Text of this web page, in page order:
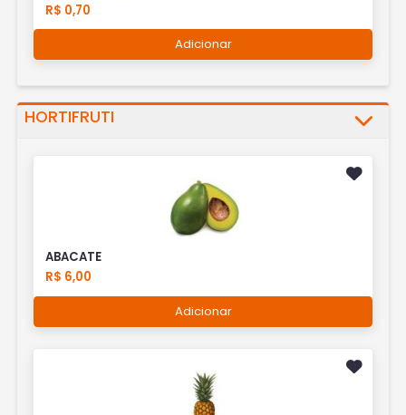
R$ 0,70
Adicionar
HORTIFRUTI
ABACATE
R$ 6,00
Adicionar